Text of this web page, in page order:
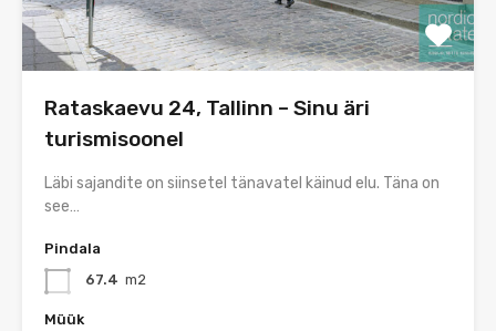
Rataskaevu 24, Tallinn – Sinu äri
turismisoonel
Läbi sajandite on siinsetel tänavatel käinud elu. Täna on
see…
Pindala
67.4 m2
Müük